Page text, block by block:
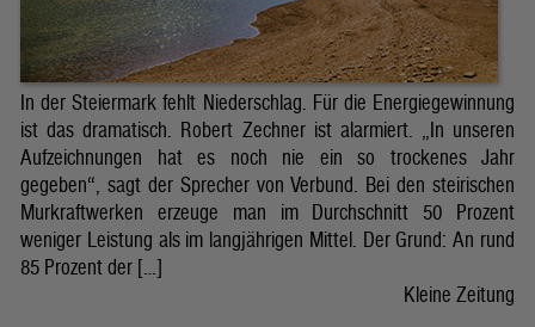
In der Steiermark fehlt Niederschlag. Für die Energiegewinnung
ist das dramatisch. Robert Zechner ist alarmiert. „In unseren
Aufzeichnungen hat es noch nie ein so trockenes Jahr
gegeben“, sagt der Sprecher von Verbund. Bei den steirischen
Murkraftwerken erzeuge man im Durchschnitt 50 Prozent
weniger Leistung als im langjährigen Mittel. Der Grund: An rund
85 Prozent der […]
Kleine Zeitung